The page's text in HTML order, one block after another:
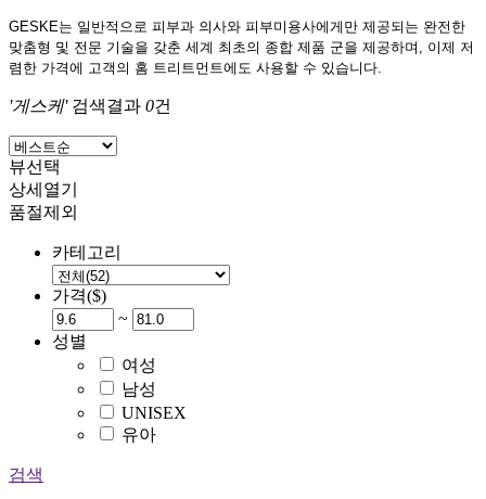
GESKE는 일반적으로 피부과 의사와 피부미용사에게만 제공되는 완전한
맞춤형 및 전문 기술을 갖춘 세계 최초의 종합 제품 군을 제공하며, 이제 저
렴한 가격에 고객의 홈 트리트먼트에도 사용할 수 있습니다.
'게스케'검색결과 0건
뷰선택
상세열기
품절제외
카테고리
가격($)
~
성별
여성
남성
UNISEX
유아
검색